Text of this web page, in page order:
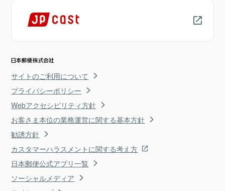
サイトのご利用について
プライバシーポリシー
Webアクセシビリティ方針
お客さま本位の業務運営に関する基本方針
勧誘方針
カスタマーハラスメントに関する考え方
日本郵便公式アプリ一覧
ソーシャルメディア